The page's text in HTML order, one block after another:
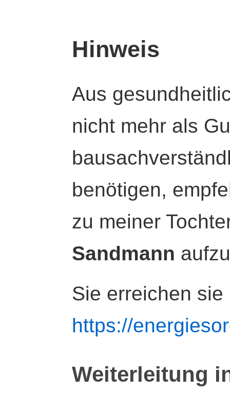
Hinweis
Aus
nicht mehr als
benötigen,
zu meiner
Sandmann
Sie erreichen sie
https://
Weiterleitung